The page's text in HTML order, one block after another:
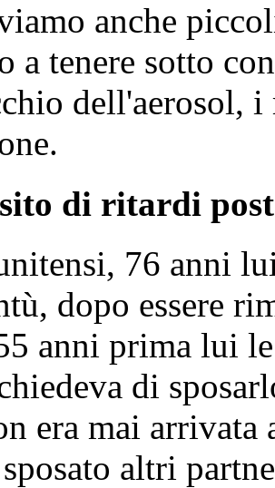
anche
a tenere sotto
dell'aerosol,
di ritardi
76 anni
dopo essere
anni prima lui
di
era mai arrivata
altri